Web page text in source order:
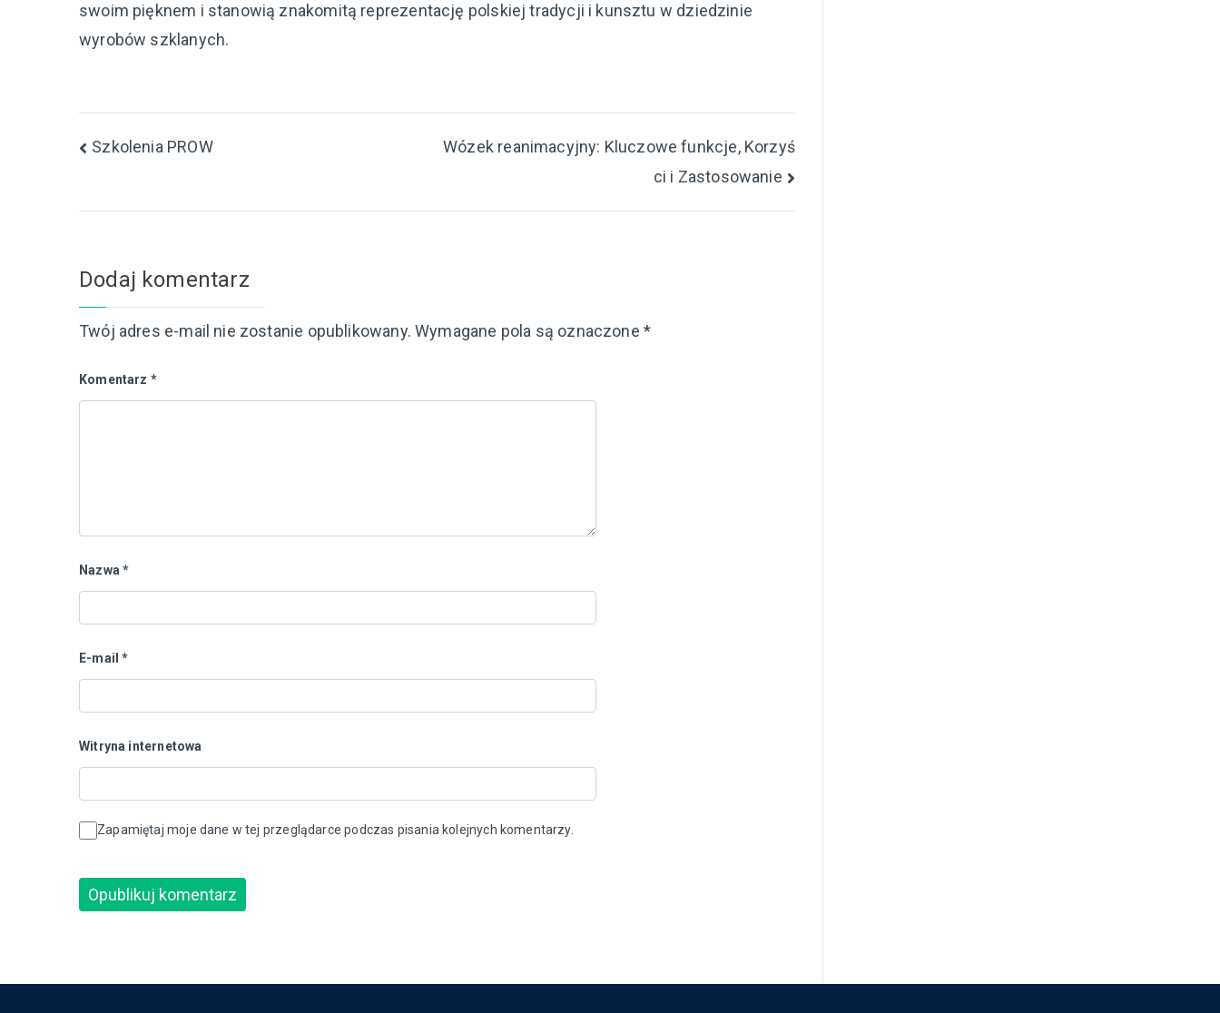
swoim pięknem i stanowią znakomitą reprezentację polskiej tradycji i kunsztu w dziedzinie
wyrobów szklanych.
Nawigacja
Szkolenia PROW
Wózek reanimacyjny: Kluczowe funkcje, Korzyś
ci i Zastosowanie
Dodaj komentarz
Twój adres e-mail nie zostanie opublikowany. Wymagane pola są oznaczone *
Komentarz *
Nazwa*
E-mail*
Witryna internetowa
Zapamiętaj moje dane w tej przeglądarce podczas pisania kolejnych komentarzy.